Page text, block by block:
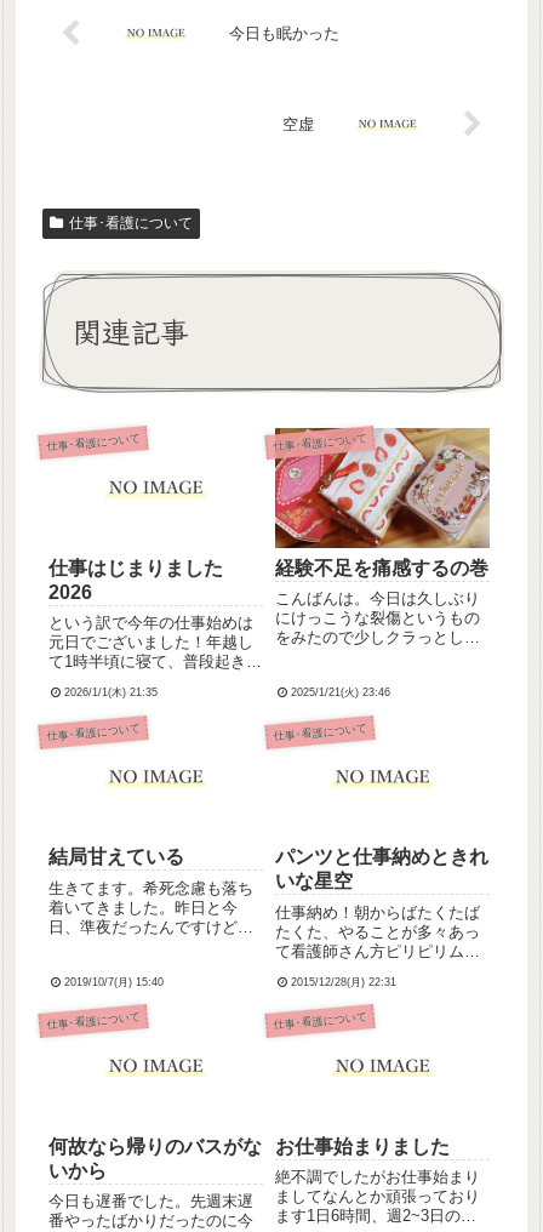
今日も眠かった
空虚
仕事･看護について
関連記事
仕事･看護について
仕事はじまりました
2026
という訳で今年の仕事始めは
元日でございました！年越し
て1時半頃に寝て、普段起きる
台なのに、今朝は6時ぴったり
のアラームですっきりしゃき
っと目が覚めました👀しかも
どなんか楽しくお仕事する
2026/1/1(木) 21:35
仕事･看護について
経験不足を痛感するの巻
こんばんは。今日は久しぶり
にけっこうな裂傷というもの
をみたので少しクラっとした
切り傷は平気なのまじで謎っ
すね←)ステリーで応急処置、
ドクターコールして結局何針
かナートしたらしいです。
2025/1/21(火) 23:46
仕事･看護について
結局甘えている
生きてます。希死念慮も落ち
着いてきました。昨日と今
日、準夜だったんですけど代
いる。もういい歳したアラサ
ーなんですが、こうやって甘
えて。恥ずかしい…ほんとす
みません。昨日は出勤したん
ですが、...
2019/10/7(月) 15:40
仕事･看護について
パンツと仕事納めときれ
いな星空
仕事納め！朝からばたくたば
たくた、やることが多々あっ
て看護師さん方ピリピリムー
た。反省。そんなピリピリム
ードの中で起こった笑い話。
うちの病院は入退院や外泊の
て、リストを書くんです。
2015/12/28(月) 22:31
仕事･看護について
何故なら帰りのバスがな
いから
今日も遅番でした。先週末遅
番やったばかりだったのに今
仕事･看護について
お仕事始まりました
絶不調でしたがお仕事始まり
ましてなんとか頑張っており
ます1日6時間、週2~3日の勤